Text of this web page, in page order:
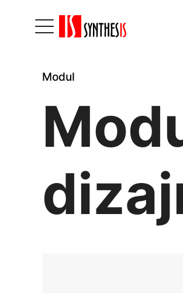
Modul